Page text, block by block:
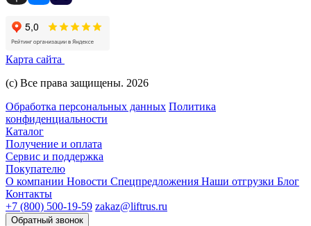
Карта сайта
(с) Все права защищены. 2026
Обработка персональных данных Политика
конфиденциальности
Каталог
Получение и оплата
Сервис и поддержка
Покупателю
О компании Новости Спецпредложения Наши отгрузки Блог
Контакты
+7 (800) 500-19-59 zakaz@liftrus.ru
Обратный звонок